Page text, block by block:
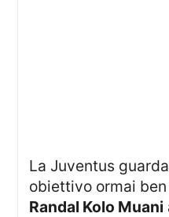
La Juventus guarda al futuro con un
obiettivo ormai
Randal Kolo Muani